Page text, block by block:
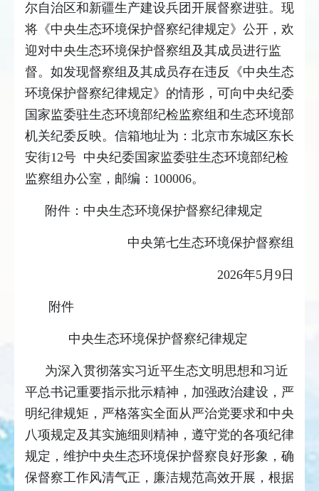
尔自治区和新疆生产建设兵团开展督察进驻。现
将《中央生态环境保护督察纪律规定》公开，欢
迎对中央生态环境保护督察组及其成员进行监
督。如发现督察组及其成员存在违反《中央生态
环境保护督察纪律规定》的情形，可向中央纪委
国家监委驻生态环境部纪检监察组和生态环境部
机关纪委反映。 信箱地址为：北京市东城区东长
安街12号 中央纪委国家监委驻生态环境部纪检
监察组办公室，邮编：100006。
附件：中央生态环境保护督察纪律规定
中央第七生态环境保护督察组
2026年5月9日
附件
中央生态环境保护督察纪律规定
为深入贯彻落实习近平生态文明思想和习近
平总书记重要指示批示精神，加强政治建设，严
明纪律规矩，严格落实全面从严治党要求和中央
八项规定及其实施细则精神，遵守党的各项纪律
规定，维护中央生态环境保护督察良好形象，确
保督察工作风清气正，廉洁规范高效开展，根据